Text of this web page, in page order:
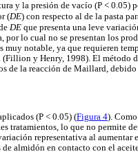
y la presión de vacío (P <
(DE) con respecto al de la pasta
DE que presenta una leve
por lo cual no se presentan los
notable, ya que requieren
(Fillion y Henry, 1998). El
de la reacción de Maillard,
(P < 0.05) (Figura 4).
tratamientos, lo que no permite
representativa al
almidón en contacto con el